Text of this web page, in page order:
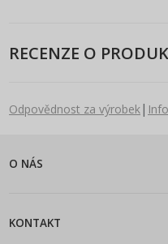
RECENZE O
Odpovědnost za výrobek|
O NÁS
KONTAKT